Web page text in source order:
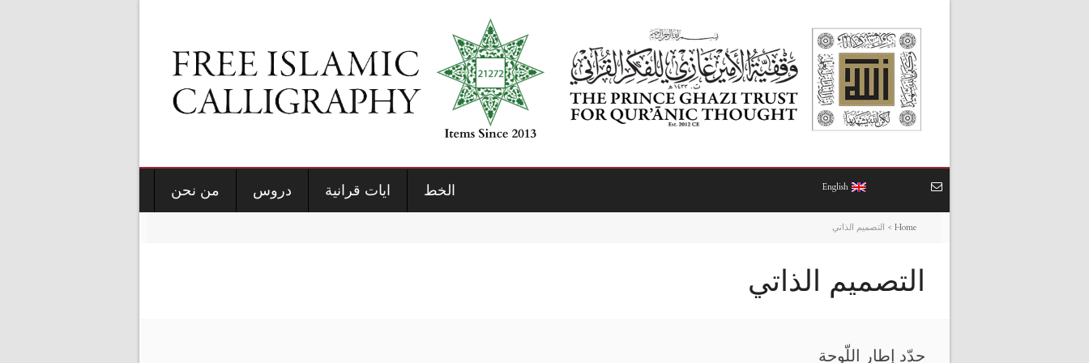
الخط ايات قرانية دروس من نحن English
Home
> التصميم الذاتي
التصميم الذاتي
حدّد إطار اللّوحة